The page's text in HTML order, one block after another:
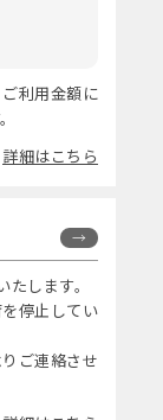
利用金額に
詳細はこちら
します。
停止してい
ご連絡させ